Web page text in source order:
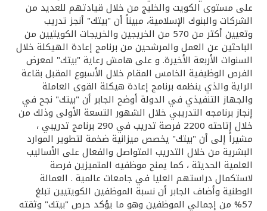
اتصل بنا
مواقع الفروع وأجهزة الصرف الآلي
ألمانيا
ماليزيا
تركيا
مصر
المملكة المتحدة
على مستوى الكويت والخليج من خلال قيادتهم للعديد من
الشركات والبنوك الإسلامية، مبيناً أن "بيتك" أنجز تدريب
وتعيين أكثر من 570 من الخريجين والخريجات الكويتيين من
الباحثين عن العمل والمرشحين من برنامج إعادة الهيكلة خلال
السنوات الأربعة الأخيرة. و على هامش رعاية "بيتك" لمعرض
الفرص الوظيفية الخامس المقام خلال الأسبوع المقبل بقاعة
الراية والذي ينظمه برنامج إعادة هيكلة القوى العاملة
والجهاز التنفيذي في الدولة أوضح الجابر أن "بيتك" نجح في
إنجاز برنامجه التدريبي خلال الشهور التسعة الأولى وذلك من
خلال إتاحته 2200 فرصة تدريب في 290 برنامج تدريبي ،
مشيراً إلى أن "بيتك" يخصص ميزانية ضخمة لتطوير الموارد
البشرية من خلال التدريب المتواصل والفعال على الأساليب
العلمية الحديثة ، كما يمنح موظفيه المتميزين فرصة
لاستكمال دراستهم العليا في جامعات عالمية . العمالة
الوطنية وأضاف الجابر أن نسبة الموظفين الكويتيين تبلغ
57% من إجمالي الموظفين وهو ما يؤكد حرص "بيتك" وثقته